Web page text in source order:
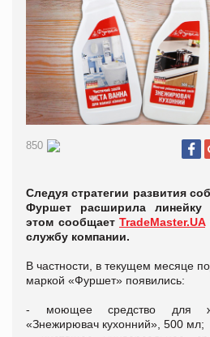
850
Следуя стратегии развития
Фуршет расширила
этом сообщает TradeMaster.UA
службу компании.
В частности, в текущем месяце
маркой «Фуршет» появились:
- моющее средство для
«Знежирювач кухонний», 500 мл;